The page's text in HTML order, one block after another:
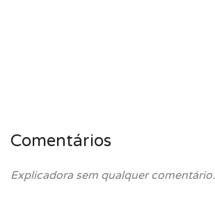
Comentários
Explicadora sem qualquer comentário.